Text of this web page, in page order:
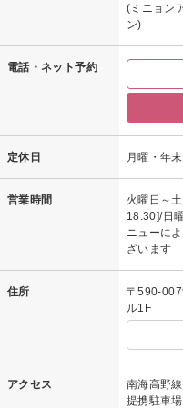
(ミニョン
ン)
電話・ネット予約
定休日 月曜・年
営業時間
火曜日～
18:30]/日
ニューに
ざいます
住所
〒590-
ル1F
アクセス
南海高野
提携駐車